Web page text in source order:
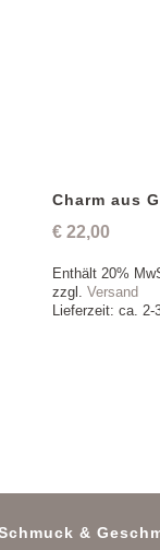
Charm aus
€ 22,00
Enthält 20%
zzgl.Versand
Lieferzeit: ca. 2-
&